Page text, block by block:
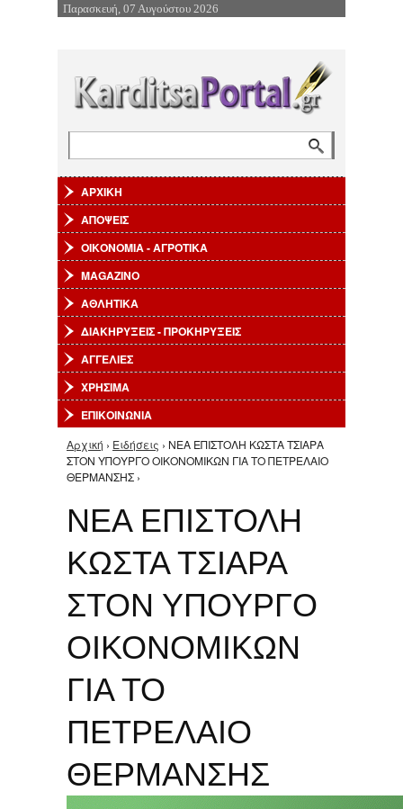
Επιστροφή στην Πλοήγηση
Παρασκευή, 07 Αυγούστου 2026
ΑΡΧΙΚΗ
ΑΠΟΨΕΙΣ
ΟΙΚΟΝΟΜΙΑ - ΑΓΡΟΤΙΚΑ
MAGAZINO
ΑΘΛΗΤΙΚΑ
ΔΙΑΚΗΡΥΞΕΙΣ - ΠΡΟΚΗΡΥΞΕΙΣ
ΑΓΓΕΛΙΕΣ
ΧΡΗΣΙΜΑ
ΕΠΙΚΟΙΝΩΝΙΑ
Είστε εδώ
Αρχική › Ειδήσεις › ΝΕΑ ΕΠΙΣΤΟΛΗ ΚΩΣΤΑ ΤΣΙΑΡΑ
ΣΤΟΝ ΥΠΟΥΡΓΟ ΟΙΚΟΝΟΜΙΚΩΝ ΓΙΑ ΤΟ ΠΕΤΡΕΛΑΙΟ
ΘΕΡΜΑΝΣΗΣ ›
ΝΕΑ ΕΠΙΣΤΟΛΗ
ΚΩΣΤΑ ΤΣΙΑΡΑ
ΣΤΟΝ ΥΠΟΥΡΓΟ
ΟΙΚΟΝΟΜΙΚΩΝ
ΓΙΑ ΤΟ
ΠΕΤΡΕΛΑΙΟ
ΘΕΡΜΑΝΣΗΣ